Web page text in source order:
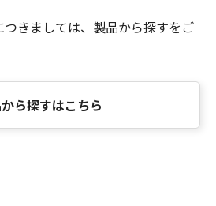
きましては、製品から探すをご
ら探すはこちら